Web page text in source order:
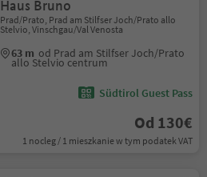
Haus Bruno
Prad/Prato, Prad am Stilfser Joch/Prato allo
Stelvio, Vinschgau/Val Venosta
63 m od Prad am Stilfser Joch/Prato
allo Stelvio centrum
Südtirol Guest Pass
Od 130€
1 nocleg / 1 mieszkanie w tym podatek VAT